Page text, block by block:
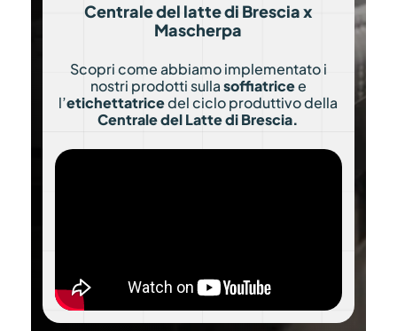
Centrale del latte di Brescia x
Mascherpa
Scopri come abbiamo implementato i
nostri prodotti sullasoffiatricee
l’etichettatricedel ciclo produttivo della
Centrale del Latte di Brescia.